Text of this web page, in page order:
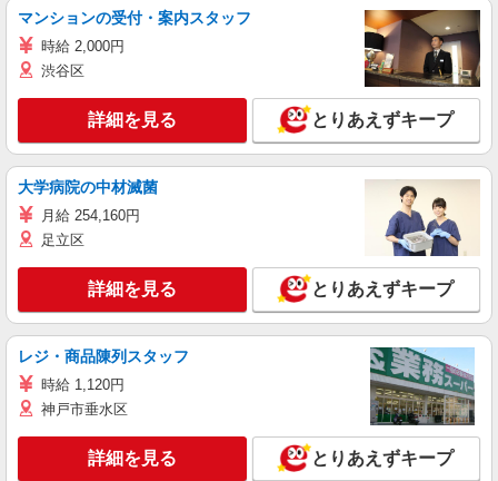
マンションの受付・案内スタッフ
時給 2,000円
渋谷区
詳細を見る とりあえずキープ
大学病院の中材滅菌
月給 254,160円
足立区
詳細を見る とりあえずキープ
レジ・商品陳列スタッフ
時給 1,120円
神戸市垂水区
詳細を見る とりあえずキープ